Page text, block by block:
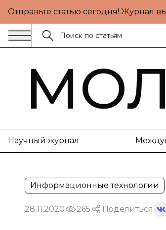
Отправьте статью сегодня! Журнал
Научный журнал
Информационные технологии
28.11.2020 265 Поделиться